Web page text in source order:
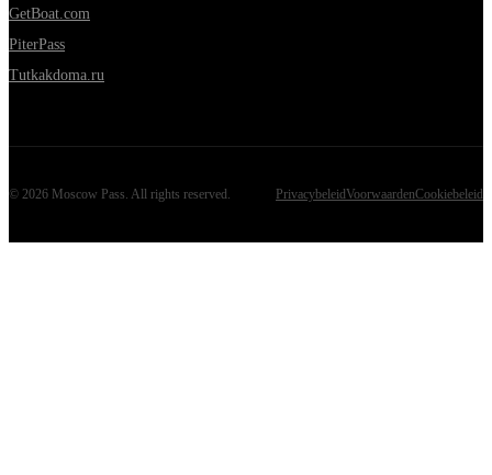
GetBoat.com
PiterPass
Tutkakdoma.ru
© 2026 Moscow Pass . All rights reserved. PrivacybeleidVoorwaardenCookiebeleid